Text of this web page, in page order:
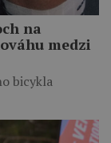
na
medzi
bicykla